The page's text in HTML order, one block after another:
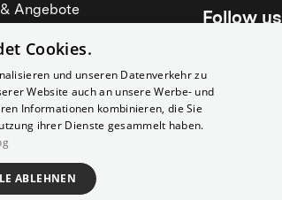
& Angebote
erklären
Follow us
Cookies.
und unseren Datenverkehr zu
Website auch an unsere Werbe- und
Informationen kombinieren, die Sie
ihrer Dienste gesammelt haben.
ABLEHNEN